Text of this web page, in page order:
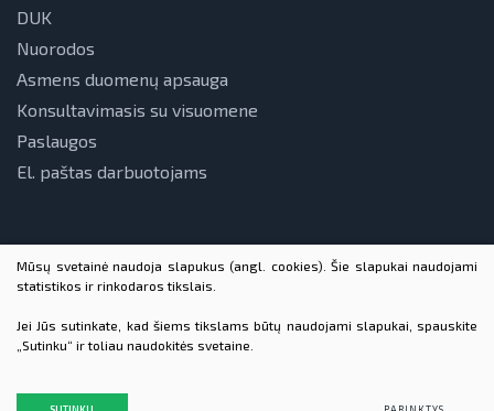
DUK
Nuorodos
Asmens duomenų apsauga
Konsultavimasis su visuomene
Paslaugos
El. paštas darbuotojams
© 2026 VšĮ Lietuvos energetikos agentūra. Visos teisės
Duomenų apsauga
Mūsų svetainė naudoja slapukus (angl. cookies). Šie slapukai naudojami
statistikos ir rinkodaros tikslais.
Jei Jūs sutinkate, kad šiems tikslams būtų naudojami slapukai, spauskite
„Sutinku“ ir toliau naudokitės svetaine.